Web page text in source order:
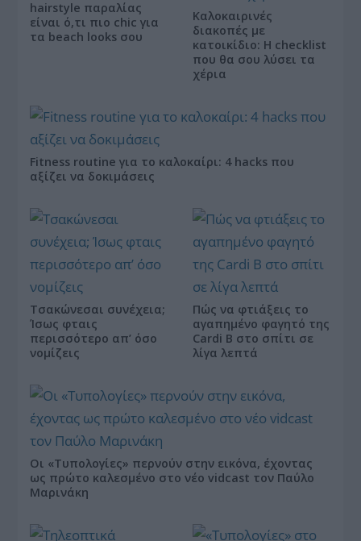
hairstyle παραλίας
είναι ό,τι πιο chic για
τα beach looks σου
Καλοκαιρινές
διακοπές με
κατοικίδιο: Η checklist
που θα σου λύσει τα
χέρια
Fitness routine για το καλοκαίρι: 4 hacks που
αξίζει να δοκιμάσεις
Τσακώνεσαι συνέχεια;
Ίσως φταις
περισσότερο απ’ όσο
νομίζεις
Πώς να φτιάξεις το
αγαπημένο φαγητό της
Cardi B στο σπίτι σε
λίγα λεπτά
Οι «Τυπολογίες» περνούν στην εικόνα, έχοντας
ως πρώτο καλεσμένο στο νέο vidcast τον Παύλο
Μαρινάκη